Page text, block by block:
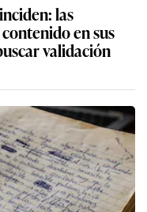
las
en sus
validación